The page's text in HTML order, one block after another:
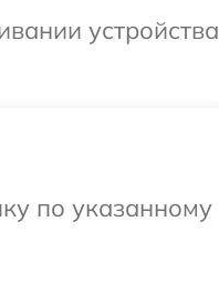
устройства
по указанному